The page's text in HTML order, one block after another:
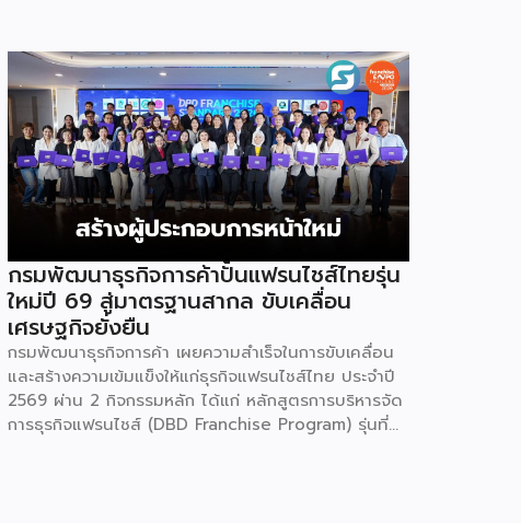
กรมพัฒนาธุรกิจการค้าปั้นแฟรนไชส์ไทยรุ่น
ใหม่ปี 69 สู่มาตรฐานสากล ขับเคลื่อน
เศรษฐกิจยั่งยืน
กรมพัฒนาธุรกิจการค้า เผยความสำเร็จในการขับเคลื่อน
และสร้างความเข้มแข็งให้แก่ธุรกิจแฟรนไชส์ไทย ประจำปี
2569 ผ่าน 2 กิจกรรมหลัก ได้แก่ หลักสูตรการบริหารจัด
การธุรกิจแฟรนไชส์ (DBD Franchise Program) รุ่นที่